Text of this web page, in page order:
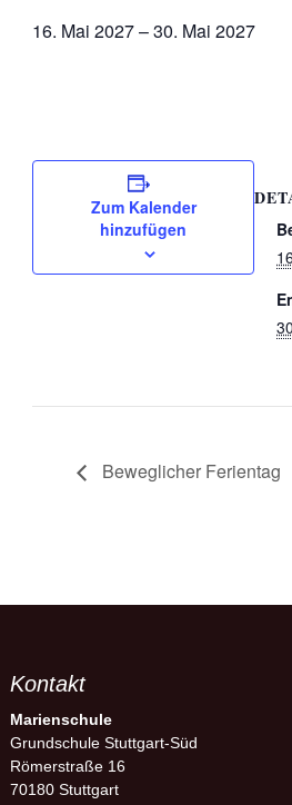
Pädagogischer Verbund
16. Mai 2027–30. Mai 2027
Zum Kalender
hinzufügen
Beweglicher Ferientag
Kontakt
Marienschule
Grundschule Stuttgart-Süd
Römerstraße 16
70180 Stuttgart